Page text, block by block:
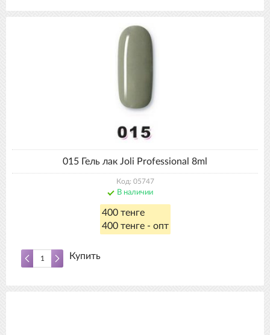
015 Гель лак Joli Professional 8ml
Код: 05747
В наличии
400 тенге
400 тенге - опт
Купить